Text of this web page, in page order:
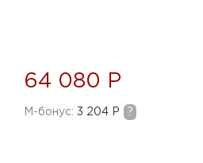
64 080 Р
M-бонус: 3 204 Р ?